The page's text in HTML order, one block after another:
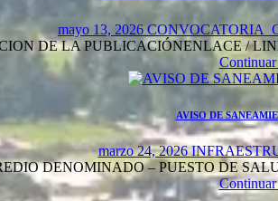
mayo 13, 2026
DE LA PUBLICACIÓNENLACE /
AVISO DE
marzo 24, 2026
DENOMINADO – PUESTO DE